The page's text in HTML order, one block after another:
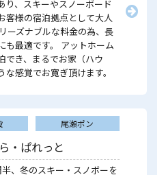
り、スキーやスノーボード
客様の宿泊拠点として大人
ーズナブルな料金の為、長
も最適です。 アットホーム
でき、まるでお家（ハウ
な感覚でお寛ぎ頂けます。
尾瀬ポン
・ぱれっと
、冬のスキー・スノボーを